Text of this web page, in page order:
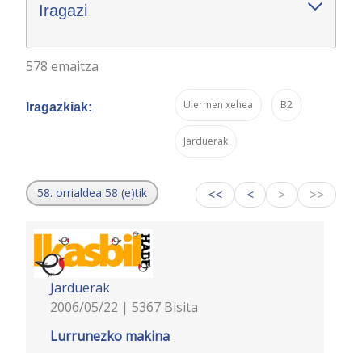
Iragazi
578 emaitza
Iragazkiak: Ulermen xehea B2
Jarduerak
58. orrialdea 58 (e)tik << < > >>
Jarduerak
2006/05/22 | 5367 Bisita
Lurrunezko makina